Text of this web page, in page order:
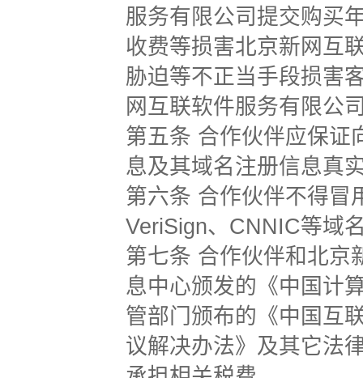
服务有限公司提交购买
收费等损害北京新网互
胁迫等不正当手段损害
网互联软件服务有限公
第五条 合作伙伴应保证
息及其域名注册信息真
第六条 合作伙伴不得冒
VeriSign、CNNIC等域
第七条 合作伙伴和北京
息中心颁发的《中国计
管部门颁布的《中国互
议解决办法》及其它法